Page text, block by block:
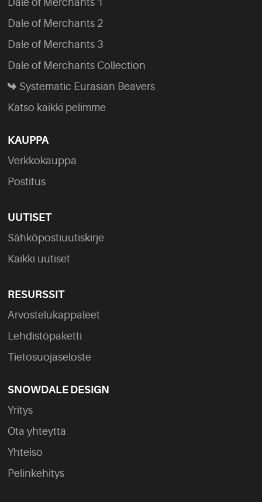
Dale of Merchants 2
Dale of Merchants 3
Dale of Merchants Collection
Systematic Eurasian Beavers
Katso kaikki pelimme
KAUPPA
Verkkokauppa
Postitus
UUTISET
Sähköpostiuutiskirje
Kaikki uutiset
RESURSSIT
Arvostelukappaleet
Lehdistöpaketti
Tietosuojaseloste
SNOWDALE DESIGN
Yritys
Ota yhteyttä
Yhteisö
Pelinkehitys